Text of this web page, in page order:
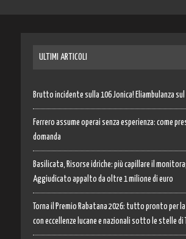
ULTIMI ARTICOLI
Brutto incidente sulla 106 Jonica! Eliambulanza
Ferrero assume operai senza esperienza: come
domanda
Basilicata, Risorse idriche: più capillare il
Aggiudicato appalto da oltre 1 milione di euro
Torna il Premio Rabatana 2026: tutto pronto per
con eccellenze lucane e nazionali sotto le stelle di